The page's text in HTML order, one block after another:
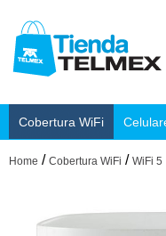
Cobertura WiFi
Home / Cobertura WiFi / WiFi 5